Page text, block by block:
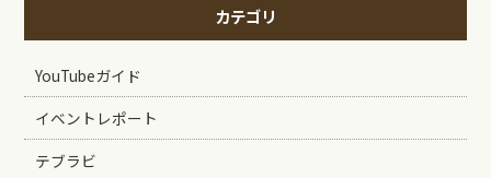
カテゴリ
YouTubeガイド
イベントレポート
テブラビ